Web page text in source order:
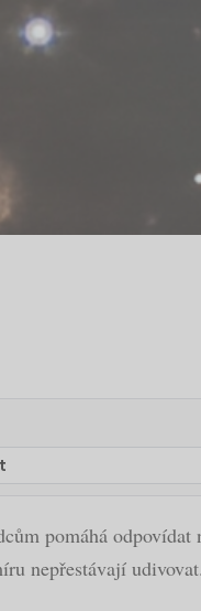
pomáhá
nepřestávají